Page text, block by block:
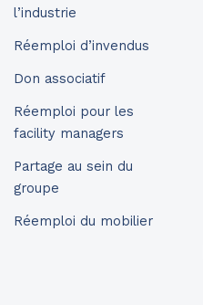
l’industrie
Réemploi d’invendus
Don associatif
Réemploi pour les
facility managers
Partage au sein du
groupe
Réemploi du mobilier